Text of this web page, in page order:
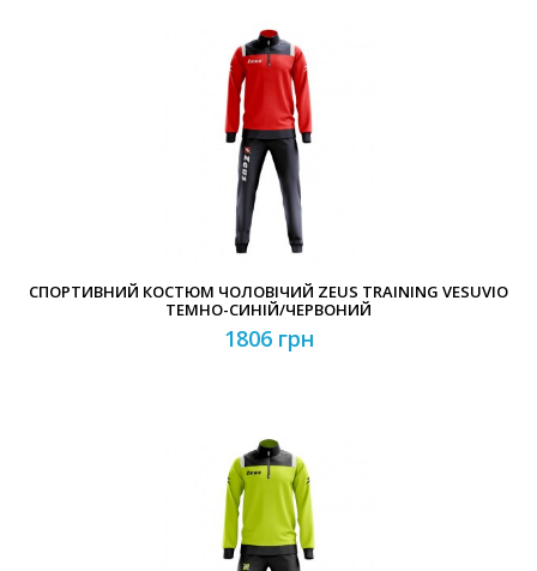
СПОРТИВНИЙ КОСТЮМ ЧОЛОВІЧИЙ ZEUS TRAINING VESUVIO
ТЕМНО-СИНІЙ/ЧЕРВОНИЙ
1806 грн